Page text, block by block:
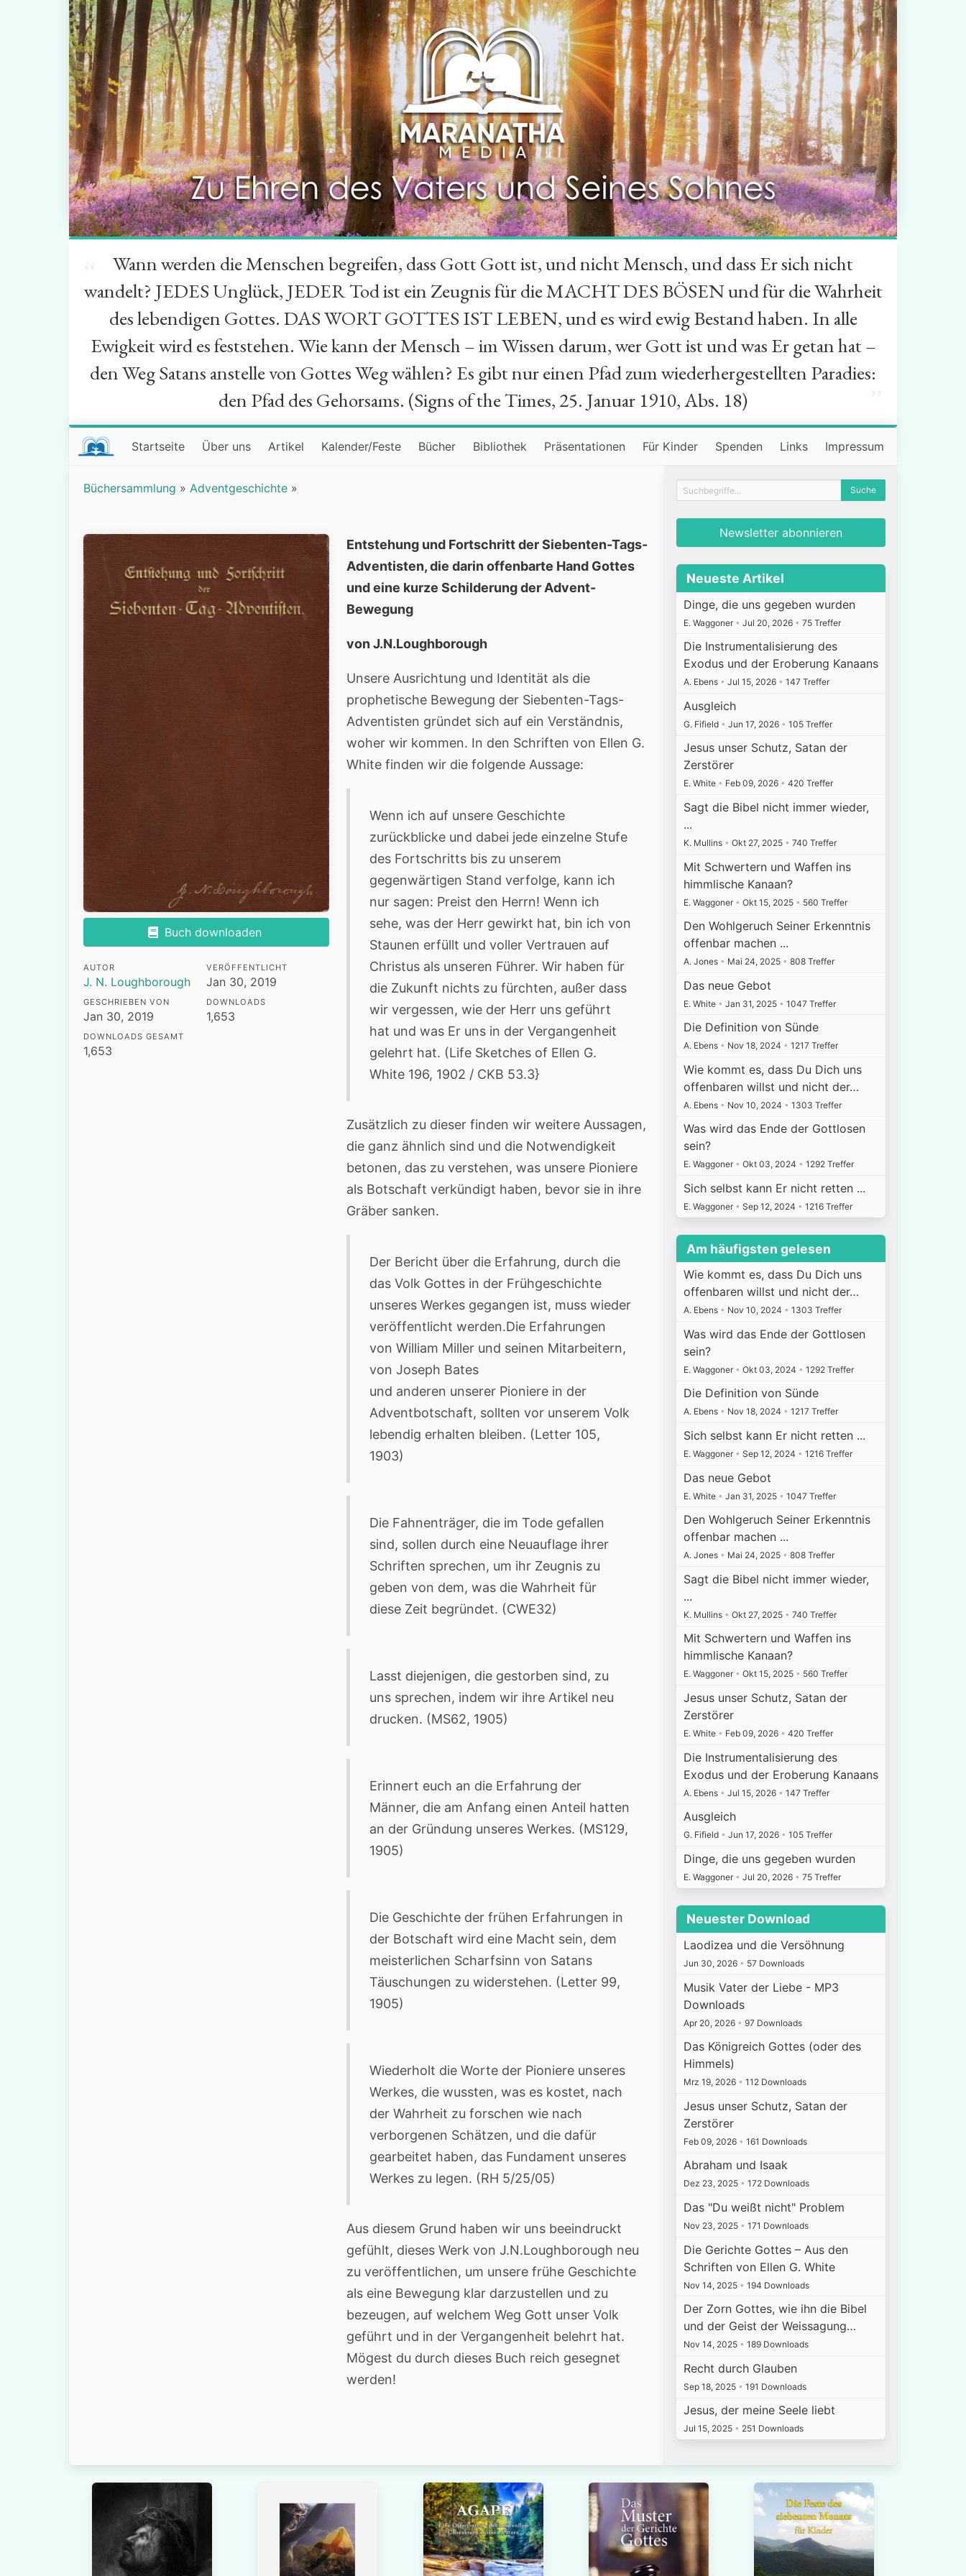
Wann werden die Menschen begreifen, dass Gott Gott ist, und nicht Mensch, und dass Er sich nicht
wandelt? JEDES Unglück, JEDER Tod ist ein Zeugnis für die MACHT DES BÖSEN und für die Wahrheit
des lebendigen Gottes. DAS WORT GOTTES IST LEBEN, und es wird ewig Bestand haben. In alle
Ewigkeit wird es feststehen. Wie kann der Mensch – im Wissen darum, wer Gott ist und was Er getan hat –
den Weg Satans anstelle von Gottes Weg wählen? Es gibt nur einen Pfad zum wiederhergestellten Paradies:
den Pfad des Gehorsams. (Signs of the Times, 25. Januar 1910, Abs. 18)
Startseite Über uns Artikel Kalender/Feste Bücher Bibliothek Präsentationen Für Kinder Spenden Links Impressum
Büchersammlung » Adventgeschichte »
Buch downloaden
AUTOR
J. N. Loughborough
VERÖFFENTLICHT
Jan 30, 2019
GESCHRIEBEN VON
Jan 30, 2019
DOWNLOADS
1,653
DOWNLOADS GESAMT
1,653
Entstehung und Fortschritt der Siebenten-Tags-
Adventisten, die darin offenbarte Hand Gottes
und eine kurze Schilderung der Advent-
Bewegung
von J.N.Loughborough
Unsere Ausrichtung und Identität als die
prophetische Bewegung der Siebenten-Tags-
Adventisten gründet sich auf ein Verständnis,
woher wir kommen. In den Schriften von Ellen G.
White finden wir die folgende Aussage:
Wenn ich auf unsere Geschichte
zurückblicke und dabei jede einzelne Stufe
des Fortschritts bis zu unserem
gegenwärtigen Stand verfolge, kann ich
nur sagen: Preist den Herrn! Wenn ich
sehe, was der Herr gewirkt hat, bin ich von
Staunen erfüllt und voller Vertrauen auf
Christus als unseren Führer. Wir haben für
die Zukunft nichts zu fürchten, außer dass
wir vergessen, wie der Herr uns geführt
hat und was Er uns in der Vergangenheit
gelehrt hat. (Life Sketches of Ellen G.
White 196, 1902 / CKB 53.3}
Zusätzlich zu dieser finden wir weitere Aussagen,
die ganz ähnlich sind und die Notwendigkeit
betonen, das zu verstehen, was unsere Pioniere
als Botschaft verkündigt haben, bevor sie in ihre
Gräber sanken.
Der Bericht über die Erfahrung, durch die
das Volk Gottes in der Frühgeschichte
unseres Werkes gegangen ist, muss wieder
veröffentlicht werden.Die Erfahrungen
von William Miller und seinen Mitarbeitern,
von Joseph Bates
und anderen unserer Pioniere in der
Adventbotschaft, sollten vor unserem Volk
lebendig erhalten bleiben. (Letter 105,
1903)
Die Fahnenträger, die im Tode gefallen
sind, sollen durch eine Neuauflage ihrer
Schriften sprechen, um ihr Zeugnis zu
geben von dem, was die Wahrheit für
diese Zeit begründet. (CWE32)
Lasst diejenigen, die gestorben sind, zu
uns sprechen, indem wir ihre Artikel neu
drucken. (MS62, 1905)
Erinnert euch an die Erfahrung der
Männer, die am Anfang einen Anteil hatten
an der Gründung unseres Werkes. (MS129,
1905)
Die Geschichte der frühen Erfahrungen in
der Botschaft wird eine Macht sein, dem
meisterlichen Scharfsinn von Satans
Täuschungen zu widerstehen. (Letter 99,
1905)
Wiederholt die Worte der Pioniere unseres
Werkes, die wussten, was es kostet, nach
der Wahrheit zu forschen wie nach
verborgenen Schätzen, und die dafür
gearbeitet haben, das Fundament unseres
Werkes zu legen. (RH 5/25/05)
Aus diesem Grund haben wir uns beeindruckt
gefühlt, dieses Werk von J.N.Loughborough neu
zu veröffentlichen, um unsere frühe Geschichte
als eine Bewegung klar darzustellen und zu
bezeugen, auf welchem Weg Gott unser Volk
geführt und in der Vergangenheit belehrt hat.
Mögest du durch dieses Buch reich gesegnet
werden!
Newsletter abonnieren
Neueste Artikel
Dinge, die uns gegeben wurden
E. Waggoner • Jul 20, 2026 • 75 Treffer
Die Instrumentalisierung des
Exodus und der Eroberung Kanaans
A. Ebens • Jul 15, 2026 • 147 Treffer
Ausgleich
G. Fifield • Jun 17, 2026 • 105 Treffer
Jesus unser Schutz, Satan der
Zerstörer
E. White • Feb 09, 2026 • 420 Treffer
Sagt die Bibel nicht immer wieder,
...
K. Mullins • Okt 27, 2025 • 740 Treffer
Mit Schwertern und Waffen ins
himmlische Kanaan?
E. Waggoner • Okt 15, 2025 • 560 Treffer
Den Wohlgeruch Seiner Erkenntnis
offenbar machen ...
A. Jones • Mai 24, 2025 • 808 Treffer
Das neue Gebot
E. White • Jan 31, 2025 • 1047 Treffer
Die Definition von Sünde
A. Ebens • Nov 18, 2024 • 1217 Treffer
Wie kommt es, dass Du Dich uns
offenbaren willst und nicht der…
A. Ebens • Nov 10, 2024 • 1303 Treffer
Was wird das Ende der Gottlosen
sein?
E. Waggoner • Okt 03, 2024 • 1292 Treffer
Sich selbst kann Er nicht retten ...
E. Waggoner • Sep 12, 2024 • 1216 Treffer
Am häufigsten gelesen
Wie kommt es, dass Du Dich uns
offenbaren willst und nicht der…
A. Ebens • Nov 10, 2024 • 1303 Treffer
Was wird das Ende der Gottlosen
sein?
E. Waggoner • Okt 03, 2024 • 1292 Treffer
Die Definition von Sünde
A. Ebens • Nov 18, 2024 • 1217 Treffer
Sich selbst kann Er nicht retten ...
E. Waggoner • Sep 12, 2024 • 1216 Treffer
Das neue Gebot
E. White • Jan 31, 2025 • 1047 Treffer
Den Wohlgeruch Seiner Erkenntnis
offenbar machen ...
A. Jones • Mai 24, 2025 • 808 Treffer
Sagt die Bibel nicht immer wieder,
...
K. Mullins • Okt 27, 2025 • 740 Treffer
Mit Schwertern und Waffen ins
himmlische Kanaan?
E. Waggoner • Okt 15, 2025 • 560 Treffer
Jesus unser Schutz, Satan der
Zerstörer
E. White • Feb 09, 2026 • 420 Treffer
Die Instrumentalisierung des
Exodus und der Eroberung Kanaans
A. Ebens • Jul 15, 2026 • 147 Treffer
Ausgleich
G. Fifield • Jun 17, 2026 • 105 Treffer
Dinge, die uns gegeben wurden
E. Waggoner • Jul 20, 2026 • 75 Treffer
Neuester Download
Laodizea und die Versöhnung
Jun 30, 2026 • 57 Downloads
Musik Vater der Liebe - MP3
Downloads
Apr 20, 2026 • 97 Downloads
Das Königreich Gottes (oder des
Himmels)
Mrz 19, 2026 • 112 Downloads
Jesus unser Schutz, Satan der
Zerstörer
Feb 09, 2026 • 161 Downloads
Abraham und Isaak
Dez 23, 2025 • 172 Downloads
Das "Du weißt nicht" Problem
Nov 23, 2025 • 171 Downloads
Die Gerichte Gottes – Aus den
Schriften von Ellen G. White
Nov 14, 2025 • 194 Downloads
Der Zorn Gottes, wie ihn die Bibel
und der Geist der Weissagung…
Nov 14, 2025 • 189 Downloads
Recht durch Glauben
Sep 18, 2025 • 191 Downloads
Jesus, der meine Seele liebt
Jul 15, 2025 • 251 Downloads